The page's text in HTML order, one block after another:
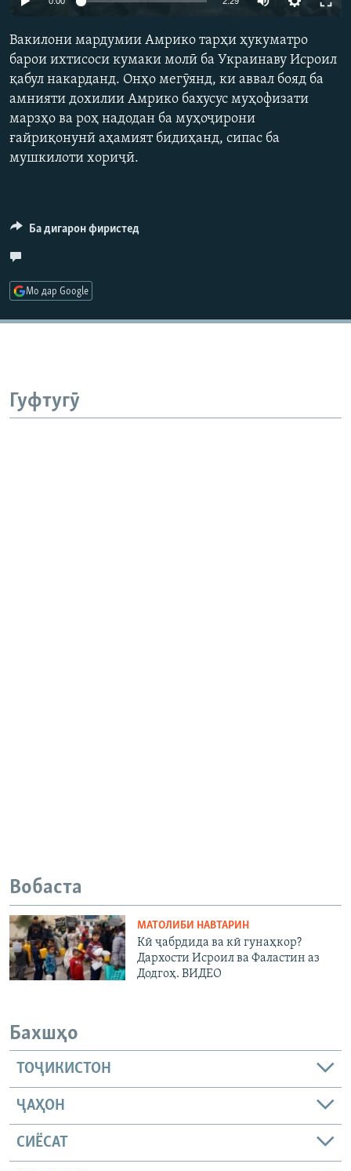
ПАЙГИРӢ КУНЕД
Auto 240p 360p
720p 1080p
480p
720p
1080p
Вакилони мардумии Амрико тарҳи ҳукуматро
барои ихтисоси кумаки молӣ ба Украинаву Исроил
қабул накарданд. Онҳо мегӯянд, ки аввал бояд ба
амнияти дохилии Амрико бахусус муҳофизати
марзҳо ва роҳ надодан ба муҳоҷирони
ғайриқонунӣ аҳамият бидиҳанд, сипас ба
мушкилоти хориҷӣ.
Ба дигарон фиристед
Мо дар Google
Гуфтугӯ
Вобаста
МАТОЛИБИ НАВТАРИН
Кӣ ҷабрдида ва кӣ гунаҳкор?
Дархости Исроил ва Фаластин аз
Додгоҳ. ВИДЕО
Бахшҳо
ТОҶИКИСТОН
ҶАҲОН
СИЁСАТ